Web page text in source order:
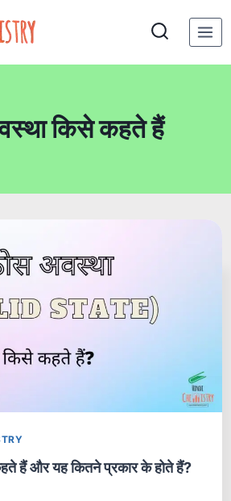
किसे कहते हैं
हैं और यह कितने प्रकार के होते हैं?